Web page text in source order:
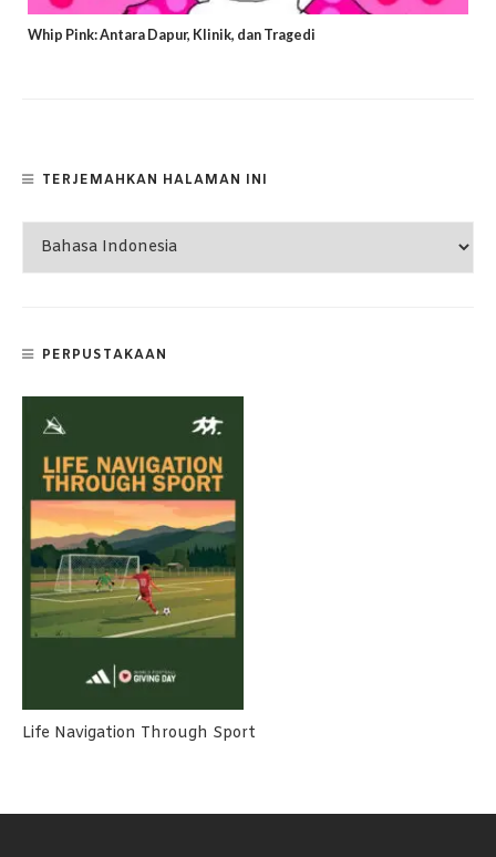
Whip Pink: Antara Dapur, Klinik, dan Tragedi
TERJEMAHKAN HALAMAN INI
PERPUSTAKAAN
Life Navigation Through Sport